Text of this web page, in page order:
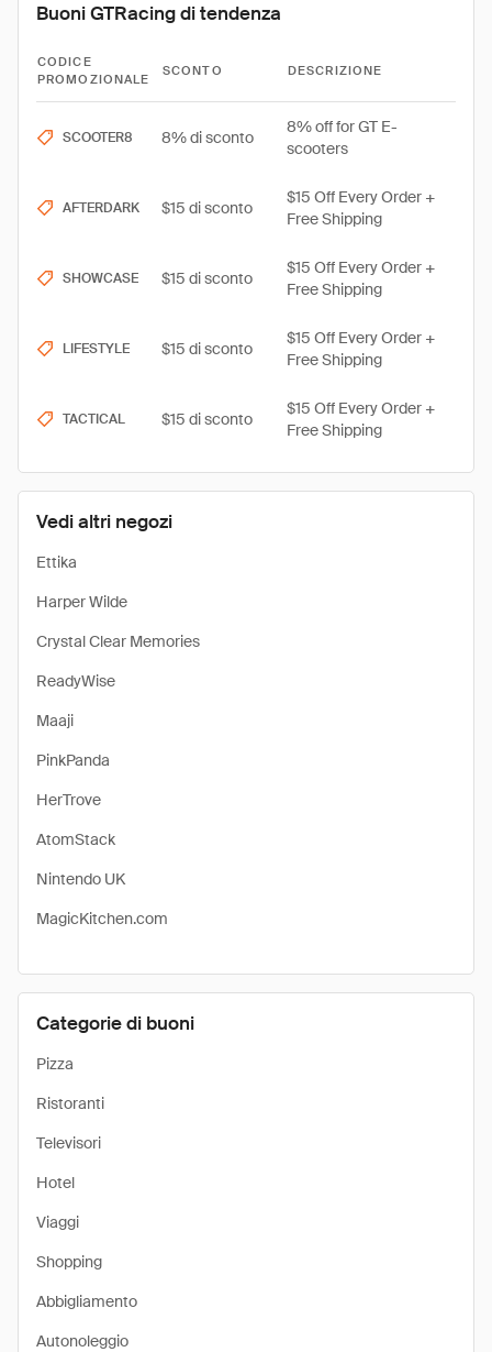
Vedi altri negozi
Ettika
Harper Wilde
Crystal Clear Memories
ReadyWise
Maaji
PinkPanda
HerTrove
AtomStack
Nintendo UK
MagicKitchen.com
Categorie di buoni
Pizza
Ristoranti
Televisori
Hotel
Viaggi
Shopping
Abbigliamento
Autonoleggio
Buoni GTRacing di tendenza
CODICE
PROMOZIONALE
SCONTO DESCRIZIONE
SCOOTER8 8% di sconto
8% off for GT E-
scooters
AFTERDARK $15 di sconto
$15 Off Every Order +
Free Shipping
SHOWCASE $15 di sconto
$15 Off Every Order +
Free Shipping
LIFESTYLE $15 di sconto
$15 Off Every Order +
Free Shipping
TACTICAL $15 di sconto
$15 Off Every Order +
Free Shipping